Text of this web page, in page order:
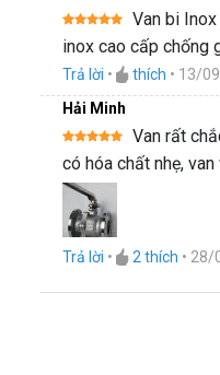
Được xếp
hạng 55
Van bi
inox cao cấp chống
Trả lời • thích • 13/
Hải Minh
Được xếp
hạng55
Van rất
có hóa chất nhẹ,
Trả lời • 2 thích • 28/